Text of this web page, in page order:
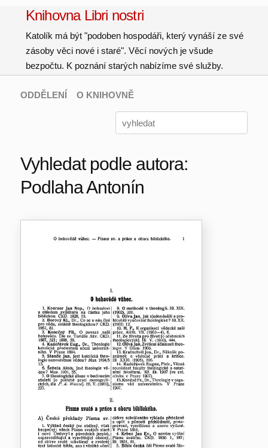
Knihovna Libri nostri
Katolík má být "podoben hospodáři, který vynáší ze své
zásoby věci nové i staré". Věcí nových je všude
bezpočtu. K poznání starých nabízíme své služby.
ODDĚLENÍ O KNIHOVNĚ
Vyhledat podle autora:
Podlaha Antonín